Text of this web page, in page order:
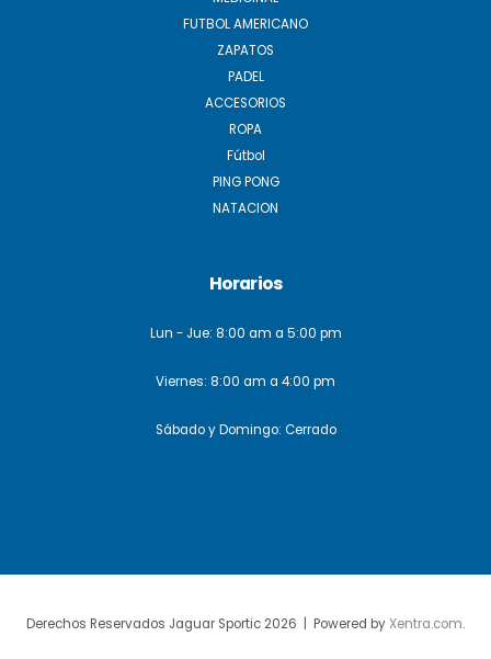
FUTBOL AMERICANO
ZAPATOS
PADEL
ACCESORIOS
ROPA
Fútbol
PING PONG
NATACION
Horarios
Lun - Jue: 8:00 am a 5:00 pm
Viernes: 8:00 am a 4:00 pm
Sábado y Domingo: Cerrado
Derechos Reservados Jaguar Sportic 2026 | Powered byXentra.com.